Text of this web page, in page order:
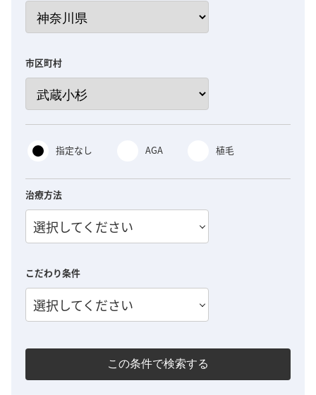
市区町村
指定なし AGA 植毛
治療方法
選択してください
こだわり条件
選択してください
この条件で検索する